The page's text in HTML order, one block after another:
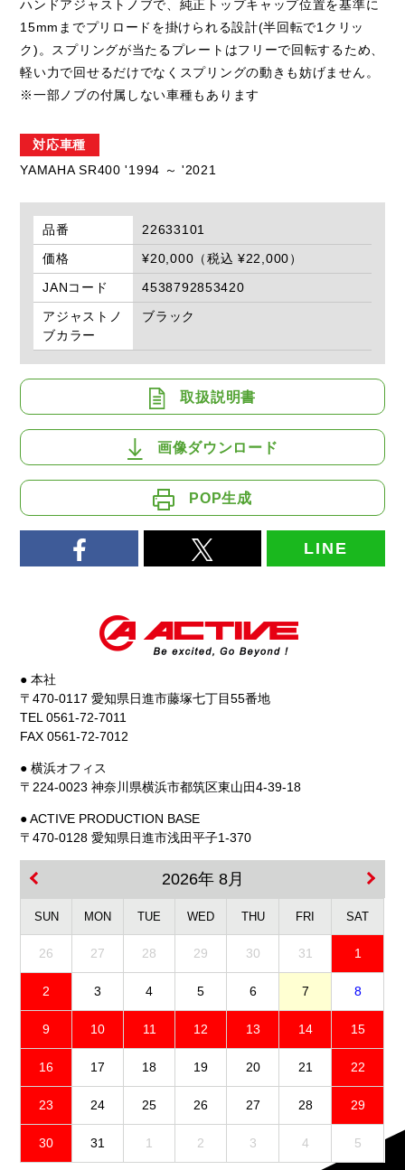
ハンドアジャストノブで、純正トップキャップ位置を基準に
15mmまでプリロードを掛けられる設計(半回転で1クリッ
ク)。スプリングが当たるプレートはフリーで回転するため、
軽い力で回せるだけでなくスプリングの動きも妨げません。
※一部ノブの付属しない車種もあります
対応車種
YAMAHA SR400 '1994 ～ '2021
品番
22633101
価格
¥20,000（税込 ¥22,000）
JANコード
4538792853420
アジャストノ
ブカラー
ブラック
取扱説明書
画像ダウンロード
POP生成
LINE
● 本社
〒470-0117 愛知県日進市藤塚七丁目55番地
TEL 0561-72-7011
FAX 0561-72-7012
● 横浜オフィス
〒224-0023 神奈川県横浜市都筑区東山田4-39-18
● ACTIVE PRODUCTION BASE
〒470-0128 愛知県日進市浅田平子1-370
2026年 8月
SUN MON TUE WED THU FRI SAT
26 27 28 29 30 31 1
2 3 4 5 6 7 8
9 10 11 12 13 14 15
16 17 18 19 20 21 22
23 24 25 26 27 28 29
30 31 1 2 3 4 5